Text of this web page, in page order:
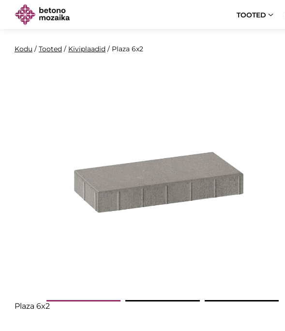
TOOTED
Kodu / Tooted / Kiviplaadid / Plaza 6x2
Plaza 6x2